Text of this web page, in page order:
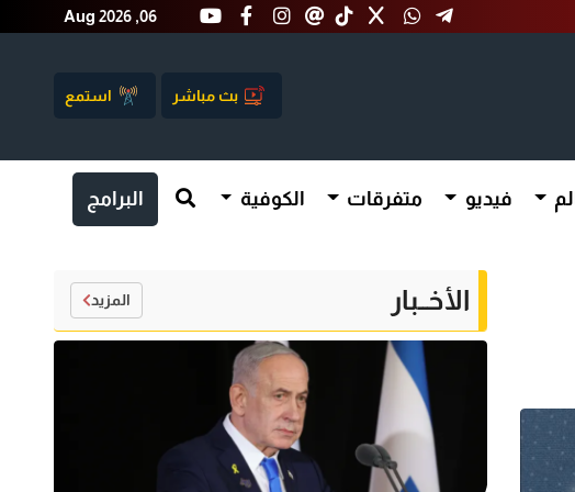
Aug 2026 ,06
بث مباشر استمع
فيديو متفرقات الكوفية البرامج
الأخــبار المزيد